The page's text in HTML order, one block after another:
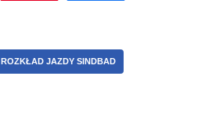
ROZKŁAD JAZDY SINDBAD